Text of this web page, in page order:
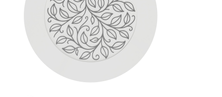
Pirkimo-pardavimo taisyklės
Privatumo politika
Atsiskaitymo informacija
Prekių pristatymo taisyklės